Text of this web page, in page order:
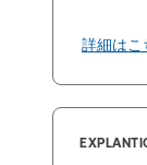
詳細はこ